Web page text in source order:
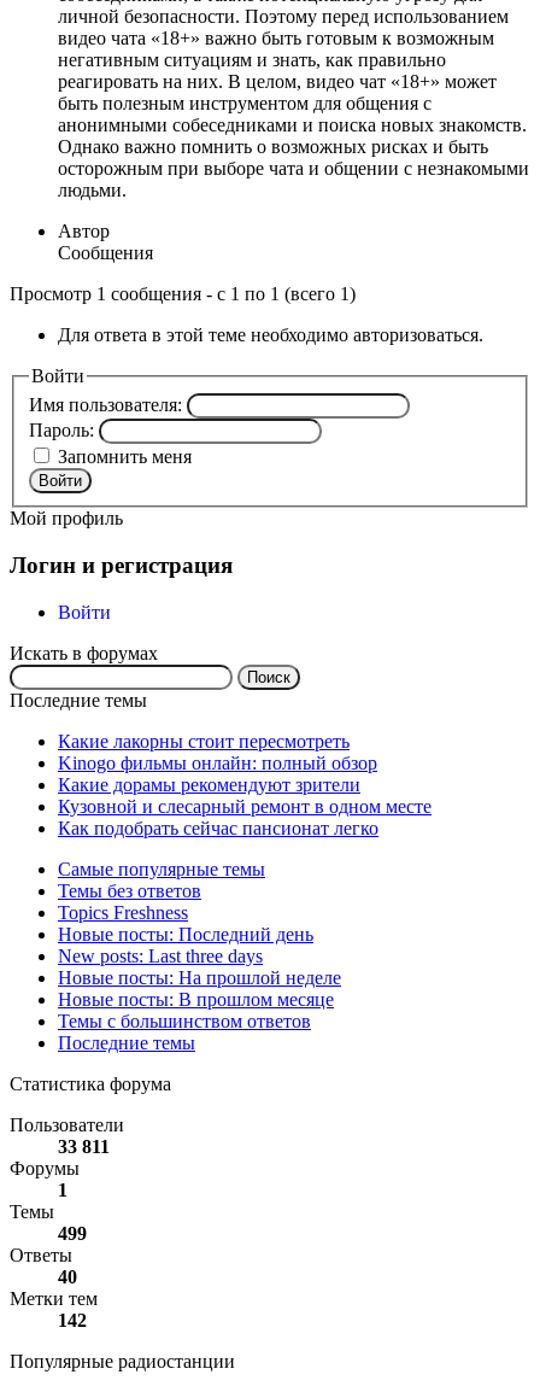
личной безопасности. Поэтому перед использованием
видео чата «18+» важно быть готовым к возможным
негативным ситуациям и знать, как правильно
реагировать на них. В целом, видео чат «18+» может
быть полезным инструментом для общения с
анонимными собеседниками и поиска новых знакомств.
Однако важно помнить о возможных рисках и быть
осторожным при выборе чата и общении с незнакомыми
людьми.
Автор
Сообщения
Просмотр 1 сообщения - с 1 по 1 (всего 1)
Для ответа в этой теме необходимо авторизоваться.
Войти
Имя пользователя:
Пароль:
Запомнить меня
Войти
Мой профиль
Логин и регистрация
Войти
Искать в форумах
Поиск:
Последние темы
Какие лакорны стоит пересмотреть
Kinogo фильмы онлайн: полный обзор
Какие дорамы рекомендуют зрители
Кузовной и слесарный ремонт в одном месте
Как подобрать сейчас пансионат легко
Самые популярные темы
Темы без ответов
Topics Freshness
Новые посты: Последний день
New posts: Last three days
Новые посты: На прошлой неделе
Новые посты: В прошлом месяце
Темы с большинством ответов
Последние темы
Статистика форума
Пользователи
33 811
Форумы
1
Темы
499
Ответы
40
Метки тем
142
Популярные радиостанции